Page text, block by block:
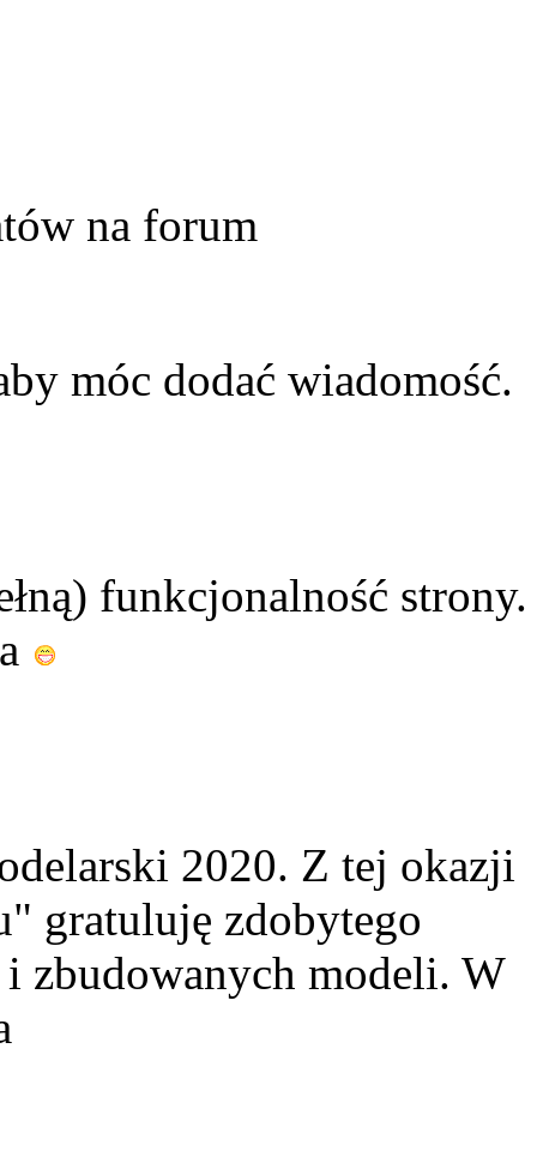
na forum
móc dodać wiadomość.
funkcjonalność strony.
2020. Z tej okazji
gratuluję zdobytego
zbudowanych modeli. W